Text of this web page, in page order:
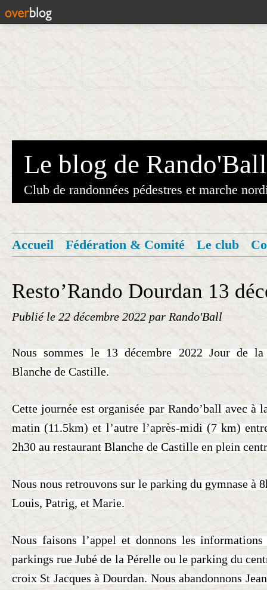
Le blog de Rando'Ball
Club de randonnées pédestres et marche
Accueil Fédération & Comité Le club
Resto’Rando Dourdan 13
Publié le 22 décembre 2022 par Rando'Ball
Nous sommes le 13 décembre 2022 Jour de la
Blanche de Castille.
Cette journée est organisée par Rando’ball avec à
matin (11.5km) et l’autre l’après-midi (7 km)
2h30 au restaurant Blanche de Castille en plein
Nous nous retrouvons sur le parking du gymnase à
Louis, Patrig, et Marie.
Nous faisons l’appel et donnons les
parkings rue Jubé de la Pérelle ou le parking du
croix St Jacques à Dourdan.Nous abandonnons